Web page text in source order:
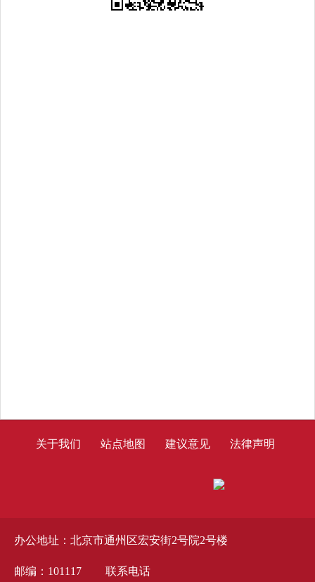
办公地址：北京市通州区宏安街2号院2号楼
邮编：101117 联系电话
关于我们 站点地图 建议意见 法律声明